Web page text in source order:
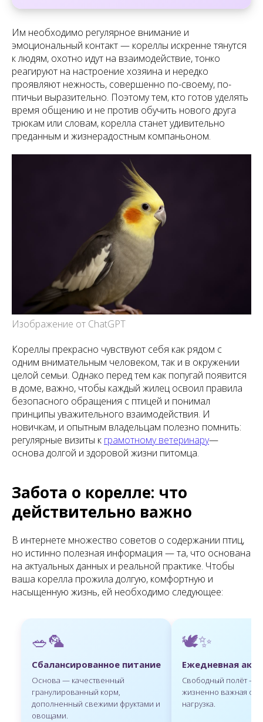
Им необходимо регулярное внимание и
эмоциональный контакт — кореллы искренне тянутся
к людям, охотно идут на взаимодействие, тонко
реагируют на настроение хозяина и нередко
проявляют нежность, совершенно по-своему, по-
птичьи выразительно. Поэтому тем, кто готов уделять
время общению и не против обучить нового друга
трюкам или словам, корелла станет удивительно
преданным и жизнерадостным компаньоном.
Изображение от ChatGPT
Кореллы прекрасно чувствуют себя как рядом с
одним внимательным человеком, так и в окружении
целой семьи. Однако перед тем как попугай появится
в доме, важно, чтобы каждый жилец освоил правила
безопасного обращения с птицей и понимал
принципы уважительного взаимодействия. И
новичкам, и опытным владельцам полезно помнить:
регулярные визиты к грамотному ветеринару—
основа долгой и здоровой жизни питомца.
Забота о корелле: что
действительно важно
В интернете множество советов о содержании птиц,
но истинно полезная информация — та, что основана
на актуальных данных и реальной практике. Чтобы
ваша корелла прожила долгую, комфортную и
насыщенную жизнь, ей необходимо следующее:
🥗🦜
Сбалансированное питание
Основа — качественный
гранулированный корм,
дополненный свежими фруктами и
овощами.
🕊️✨
Ежедневная
Свободный полёт —
жизненно важная
нагрузка.